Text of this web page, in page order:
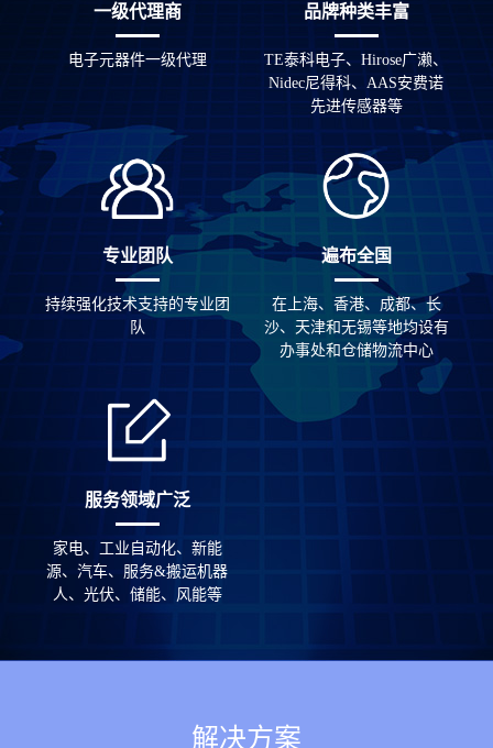
一级代理商
电子元器件一级代理
品牌种类丰富
TE泰科电子、Hirose广濑、
Nidec尼得科、AAS安费诺
先进传感器等
专业团队
持续强化技术支持的专业团
队
遍布全国
在上海、香港、成都、长
沙、天津和无锡等地均设有
办事处和仓储物流中心
服务领域广泛
家电、工业自动化、新能
源、汽车、服务&搬运机器
人、光伏、储能、风能等
解决方案